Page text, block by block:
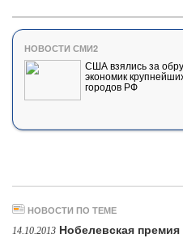
НОВОСТИ СМИ2
США взялись за
экономик
городов РФ
НОВОСТИ ПО ТЕМЕ
14.10.2013 Нобелевская